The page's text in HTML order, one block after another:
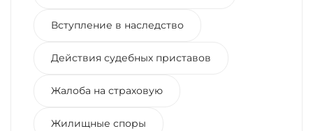
Вступление в наследство
Действия судебных приставов
Жалоба на страховую
Жилищные споры